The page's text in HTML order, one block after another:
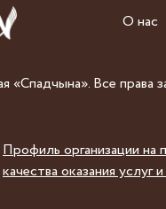
О нас
«Спадчына». Все права
Профиль организации на
качества оказания